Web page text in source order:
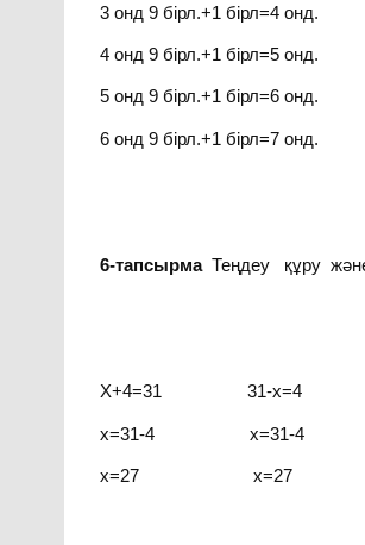
3 онд 9 бірл.+1 бірл=4
4 онд 9 бірл.+1 бірл=5 онд.
5 онд 9 бірл.+1 бірл=6 онд.
6 онд 9 бірл.+1 бірл=7 онд.
6-тапсырмаТеңдеу құру
Х+4=31 31-х=4
х=31-4 х=31-4
х=27 х=27